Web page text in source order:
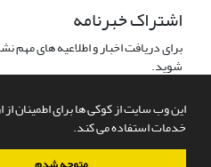
این وب سایت از کوکی ها برای اطمینان از
خدمات استفاده می کند.
اشتراک خبرنامه
برای دریافت اخبار و اطلاعیه های
شوید.